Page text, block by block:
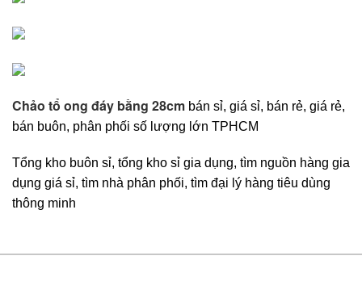
Chảo tổ ong đáy bằng 28cm bán sỉ, giá sỉ, bán rẻ, giá rẻ,
bán buôn, phân phối số lượng lớn TPHCM
Tổng kho buôn sỉ, tổng kho sỉ gia dụng, tìm nguồn hàng gia
dụng giá sỉ, tìm nhà phân phối, tìm đại lý hàng tiêu dùng
thông minh